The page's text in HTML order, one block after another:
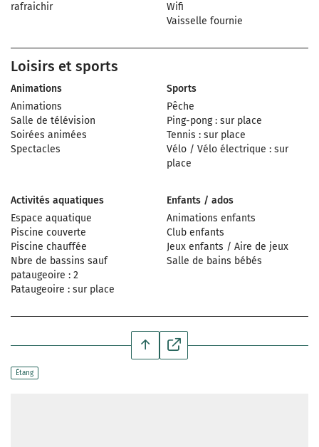
rafraichir
Wifi
Vaisselle fournie
Loisirs et sports
Animations
Animations
Salle de télévision
Soirées animées
Spectacles
Sports
Pêche
Ping-pong : sur place
Tennis : sur place
Vélo / Vélo électrique : sur
place
Activités aquatiques
Espace aquatique
Piscine couverte
Piscine chauffée
Nbre de bassins sauf
pataugeoire : 2
Pataugeoire : sur place
Enfants / ados
Animations enfants
Club enfants
Jeux enfants / Aire de jeux
Salle de bains bébés
Étang